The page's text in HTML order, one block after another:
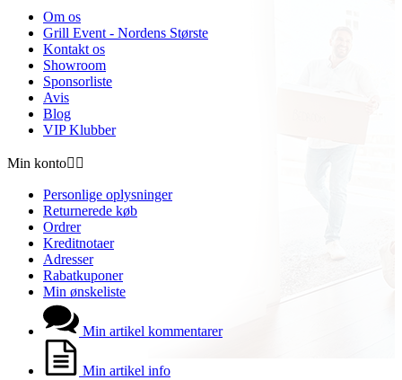
Om os
Grill Event - Nordens Største
Kontakt os
Showroom
Sponsorliste
Avis
Blog
VIP Klubber
Min konto 
Personlige oplysninger
Returnerede køb
Ordrer
Kreditnotaer
Adresser
Rabatkuponer
Min ønskeliste
Min artikel kommentarer
Min artikel info